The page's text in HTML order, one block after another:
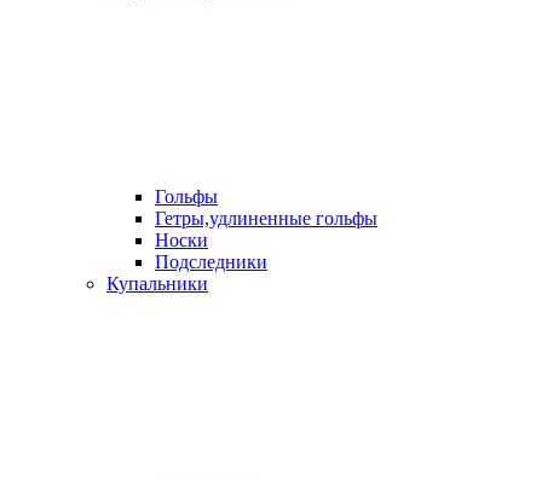
Гольфы
Гетры,удлиненные гольфы
Носки
Подследники
Купальники